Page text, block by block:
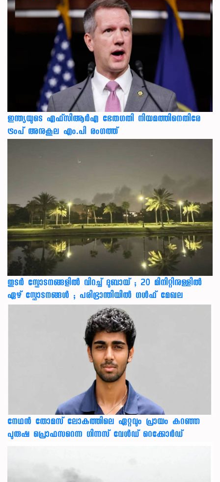
ഇന്ത്യയുടെ എഫ്‌സിആര്‍എ ഭേതഗതി നിയമത്തിനെതിരേ
ട്രംപ് അനുകൂല എം.പി രംഗത്ത്
തുടർ സ്ഫോടനങ്ങളിൽ വിറച്ച് ദുബായ് ; 20 മിനിറ്റിനുള്ളിൽ
ഏഴ് സ്ഫോടനങ്ങൾ ; പരിഭ്രാന്തിയിൽ ഗൾഫ് മേഖല
നേഥന്‍ തോമസ് ലോകത്തിലെ ഏറ്റവും പ്രായം കുറഞ്ഞ
പുരുഷ പ്രൊഫസറെന്ന ഗിന്നസ് വേള്‍ഡ് റെക്കോര്‍ഡ്